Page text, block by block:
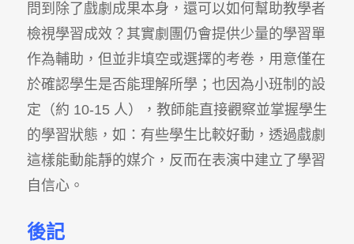
問到除了戲劇成果本身，還可以如何幫助教學者
檢視學習成效？其實劇團仍會提供少量的學習單
作為輔助，但並非填空或選擇的考卷，用意僅在
於確認學生是否能理解所學；也因為小班制的設
定（約 10-15 人），教師能直接觀察並掌握學生
的學習狀態，如：有些學生比較好動，透過戲劇
這樣能動能靜的媒介，反而在表演中建立了學習
自信心。
後記